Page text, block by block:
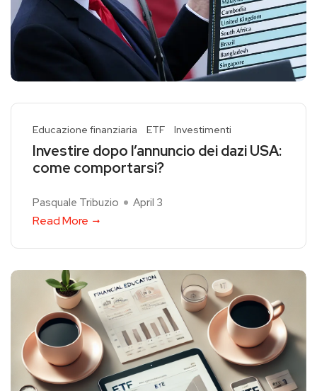
Educazione finanziaria ETF Investimenti
Investire dopo l’annuncio dei dazi USA:
come comportarsi?
Pasquale Tribuzio April 3
Read More